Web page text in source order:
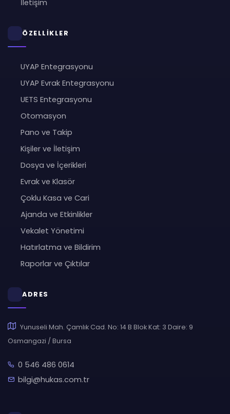
İletişim
ÖZELLİKLER
UYAP Entegrasyonu
UYAP Evrak Entegrasyonu
UETS Entegrasyonu
Otomasyon
Pano ve Takip
Kişiler ve İletişim
Dosya ve İçerikleri
Evrak ve Klasör
Çoklu Kasa ve Cari
Ajanda ve Etkinlikler
Vekalet Yönetimi
Hatırlatma ve Bildirim
Raporlar ve Çıktılar
ADRES
Yunuseli Mah. Çamlık Cad. No: 14 B Blok Kat: 3 Daire: 9
Osmangazi / Bursa
0 546 486 0614
bilgi@hukas.com.tr